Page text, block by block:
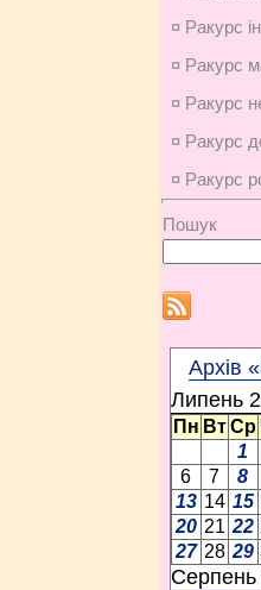
¤ Ракурс
¤ Ракурс
¤ Ракурс
¤ Ракурс
¤ Ракурс
Пошук
Архів
Липень
Пн Вт Ср
1
6
7 8
13 14 15
20 21 22
27 28 29
Серпень